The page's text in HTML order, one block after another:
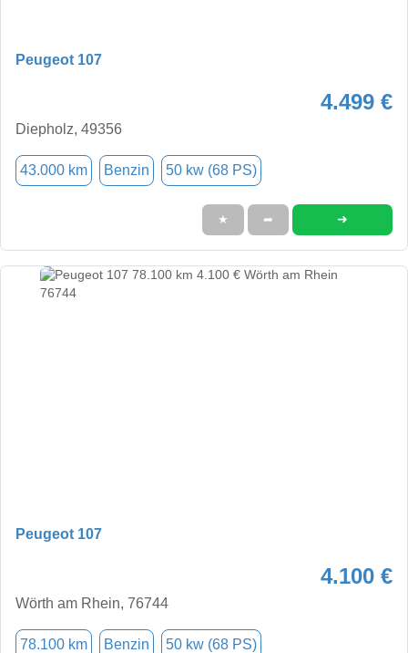
Peugeot 107
4.499 €
Diepholz, 49356
43.000 km Benzin 50 kw (68 PS)
★ ➦ ➜
Peugeot 107
4.100 €
Wörth am Rhein, 76744
78.100 km Benzin 50 kw (68 PS)